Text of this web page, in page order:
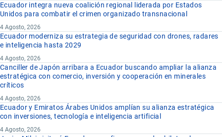
Ecuador integra nueva coalición regional liderada por Estados
Unidos para combatir el crimen organizado transnacional
4 Agosto, 2026
Ecuador moderniza su estrategia de seguridad con drones, radares
e inteligencia hasta 2029
4 Agosto, 2026
Canciller de Japón arribara a Ecuador buscando ampliar la alianza
estratégica con comercio, inversión y cooperación en minerales
críticos
4 Agosto, 2026
Ecuador y Emiratos Árabes Unidos amplían su alianza estratégica
con inversiones, tecnología e inteligencia artificial
4 Agosto, 2026